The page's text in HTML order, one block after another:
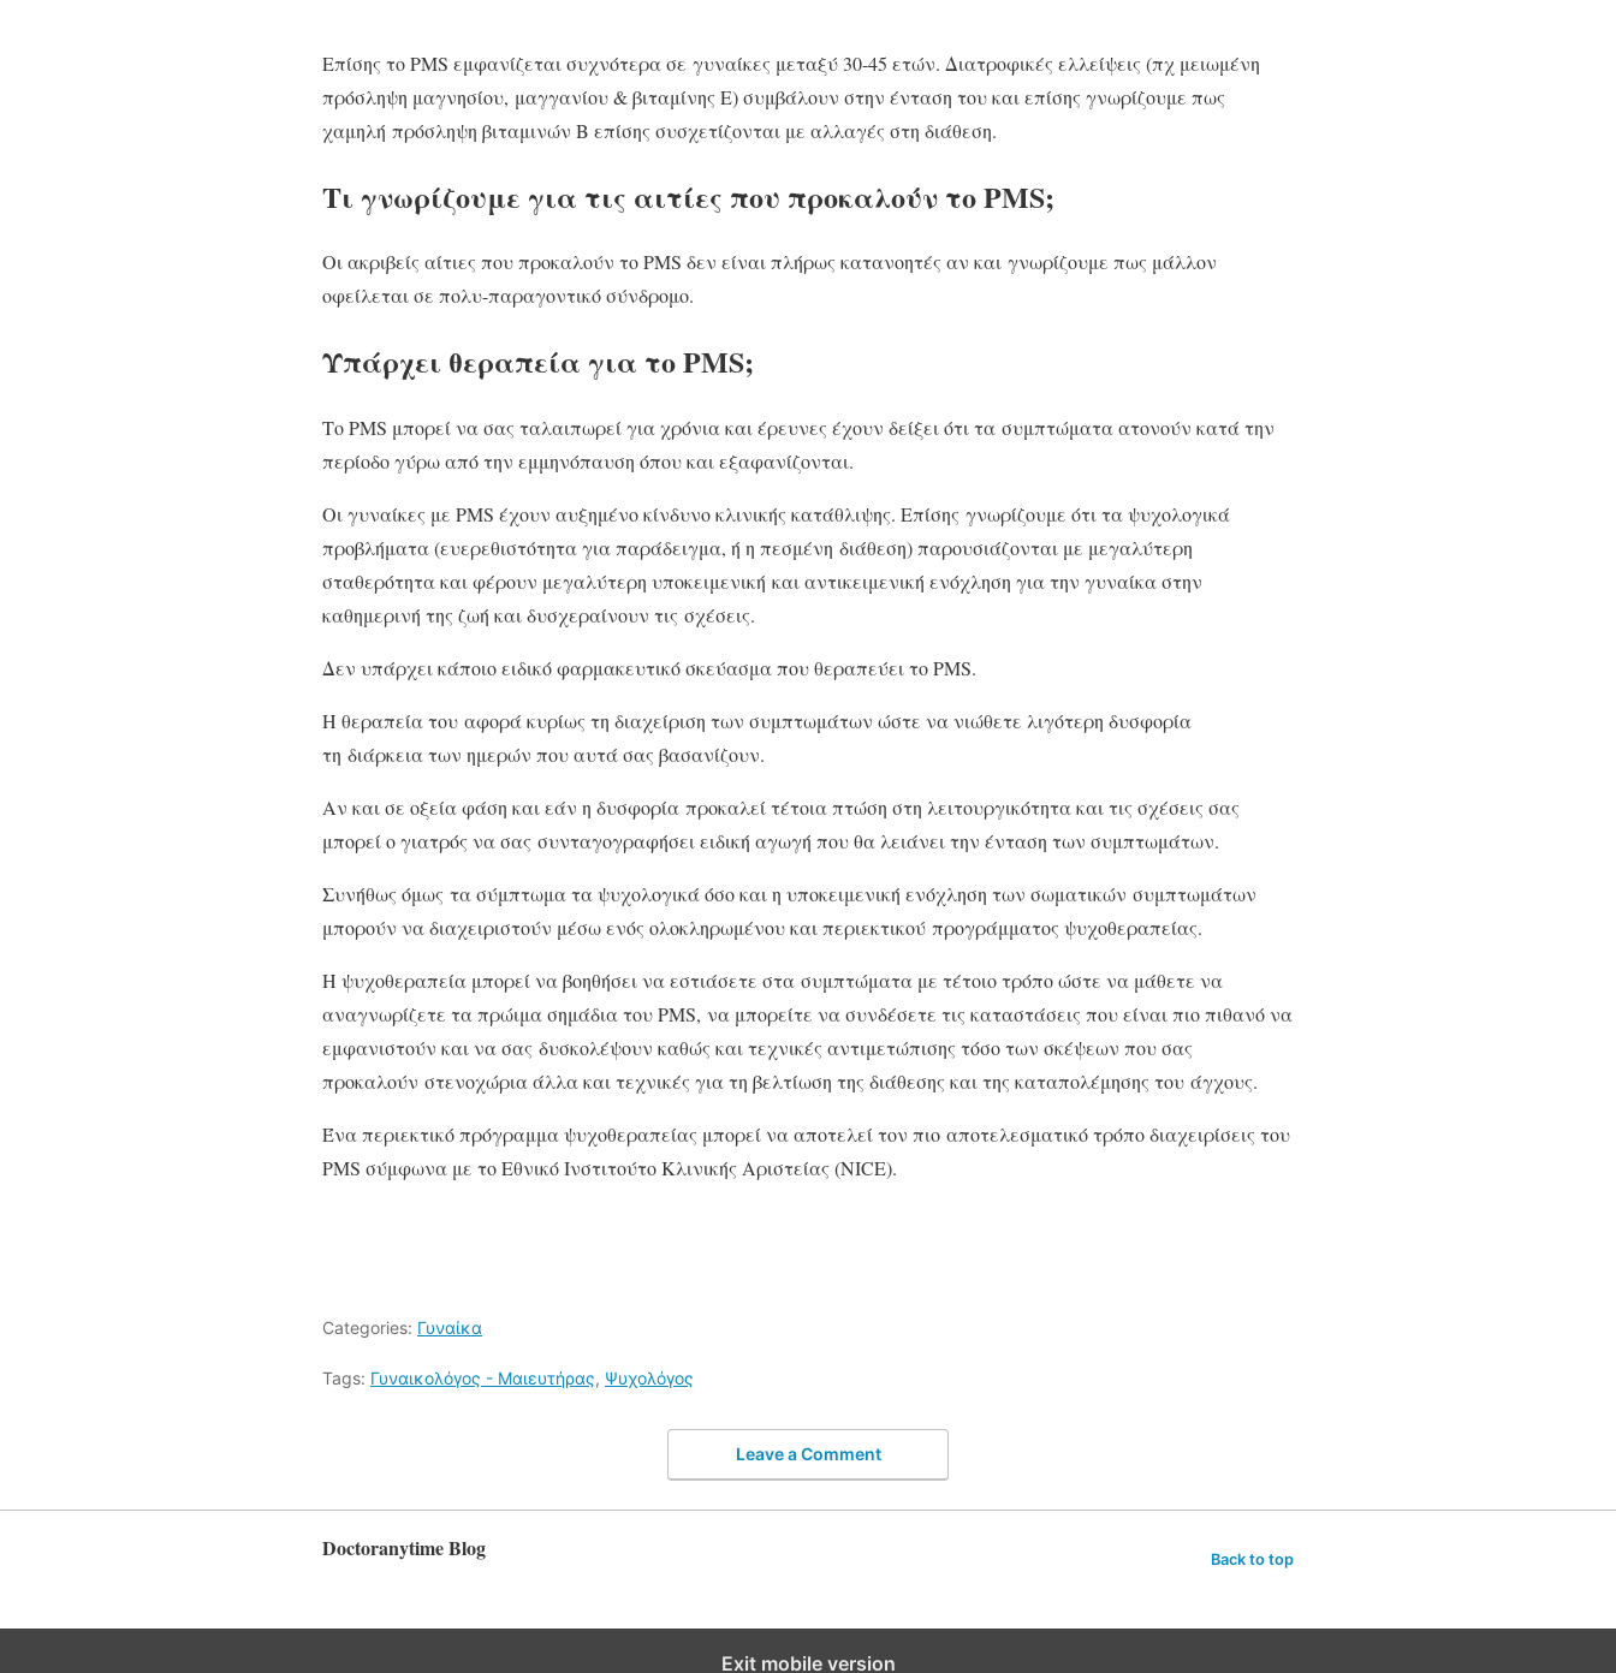
Επίσης το PMS εμφανίζεται συχνότερα σε γυναίκες μεταξύ 30-45 ετών. Διατροφικές ελλείψεις (πχ μειωμένη
πρόσληψη μαγνησίου, μαγγανίου & βιταμίνης Ε) συμβάλουν στην ένταση του και επίσης γνωρίζουμε πως
χαμηλή πρόσληψη βιταμινών Β επίσης συσχετίζονται με αλλαγές στη διάθεση.
Τι γνωρίζουμε για τις αιτίες που προκαλούν το PMS;
Οι ακριβείς αίτιες που προκαλούν το PMS δεν είναι πλήρως κατανοητές αν και γνωρίζουμε πως μάλλον
οφείλεται σε πολυ-παραγοντικό σύνδρομο.
Υπάρχει θεραπεία για το PMS;
Το PMS μπορεί να σας ταλαιπωρεί για χρόνια και έρευνες έχουν δείξει ότι τα συμπτώματα ατονούν κατά την
περίοδο γύρω από την εμμηνόπαυση όπου και εξαφανίζονται.
Οι γυναίκες με PMS έχουν αυξημένο κίνδυνο κλινικής κατάθλιψης. Επίσης γνωρίζουμε ότι τα ψυχολογικά
προβλήματα (ευερεθιστότητα για παράδειγμα, ή η πεσμένη διάθεση) παρουσιάζονται με μεγαλύτερη
σταθερότητα και φέρουν μεγαλύτερη υποκειμενική και αντικειμενική ενόχληση για την γυναίκα στην
καθημερινή της ζωή και δυσχεραίνουν τις σχέσεις.
Δεν υπάρχει κάποιο ειδικό φαρμακευτικό σκεύασμα που θεραπεύει το PMS.
Η θεραπεία του αφορά κυρίως τη διαχείριση των συμπτωμάτων ώστε να νιώθετε λιγότερη δυσφορία
τη διάρκεια των ημερών που αυτά σας βασανίζουν.
Αν και σε οξεία φάση και εάν η δυσφορία προκαλεί τέτοια πτώση στη λειτουργικότητα και τις σχέσεις σας
μπορεί ο γιατρός να σας συνταγογραφήσει ειδική αγωγή που θα λειάνει την ένταση των συμπτωμάτων.
Συνήθως όμως τα σύμπτωμα τα ψυχολογικά όσο και η υποκειμενική ενόχληση των σωματικών συμπτωμάτων
μπορούν να διαχειριστούν μέσω ενός ολοκληρωμένου και περιεκτικού προγράμματος ψυχοθεραπείας.
Η ψυχοθεραπεία μπορεί να βοηθήσει να εστιάσετε στα συμπτώματα με τέτοιο τρόπο ώστε να μάθετε να
αναγνωρίζετε τα πρώιμα σημάδια του PMS, να μπορείτε να συνδέσετε τις καταστάσεις που είναι πιο πιθανό να
εμφανιστούν και να σας δυσκολέψουν καθώς και τεχνικές αντιμετώπισης τόσο των σκέψεων που σας
προκαλούν στενοχώρια άλλα και τεχνικές για τη βελτίωση της διάθεσης και της καταπολέμησης του άγχους.
Ένα περιεκτικό πρόγραμμα ψυχοθεραπείας μπορεί να αποτελεί τον πιο αποτελεσματικό τρόπο διαχειρίσεις του
PMS σύμφωνα με το Εθνικό Ινστιτούτο Κλινικής Αριστείας (NICE).
Categories: Γυναίκα
Tags: Γυναικολόγος - Μαιευτήρας, Ψυχολόγος
Leave a Comment
Doctoranytime Blog Back to top
Exit mobile version